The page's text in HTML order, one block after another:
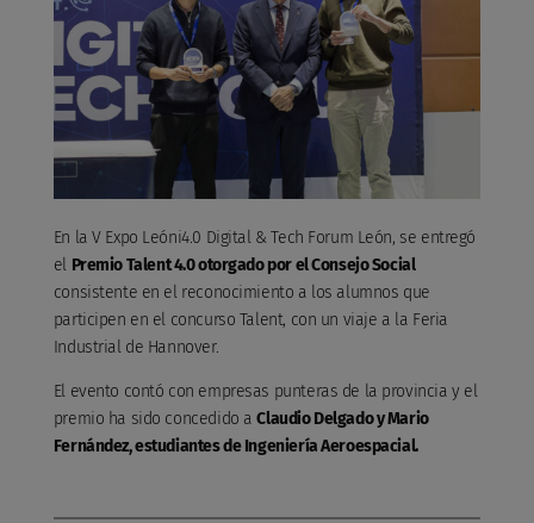
En la V Expo Leóni4.0 Digital & Tech Forum León, se entregó
el Premio Talent 4.0 otorgado por el Consejo Social
consistente en el reconocimiento a los alumnos que
participen en el concurso Talent, con un viaje a la Feria
Industrial de Hannover.
El evento contó con empresas punteras de la provincia y el
premio ha sido concedido aClaudio Delgado y Mario
Fernández, estudiantes de Ingeniería Aeroespacial.